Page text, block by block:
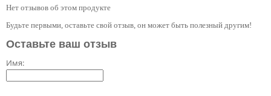
Нет отзывов об этом продукте
Будьте первыми, оставьте свой отзыв, он может быть полезный другим!
Оставьте ваш отзыв
Имя: